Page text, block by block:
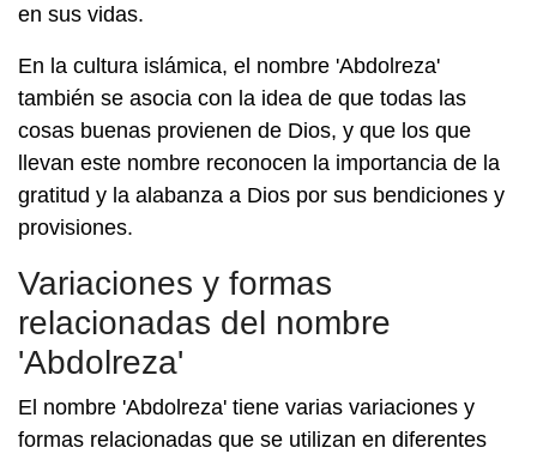
en sus vidas.
En la cultura islámica, el nombre 'Abdolreza'
también se asocia con la idea de que todas las
cosas buenas provienen de Dios, y que los que
llevan este nombre reconocen la importancia de la
gratitud y la alabanza a Dios por sus bendiciones y
provisiones.
Variaciones y formas
relacionadas del nombre
'Abdolreza'
El nombre 'Abdolreza' tiene varias variaciones y
formas relacionadas que se utilizan en diferentes